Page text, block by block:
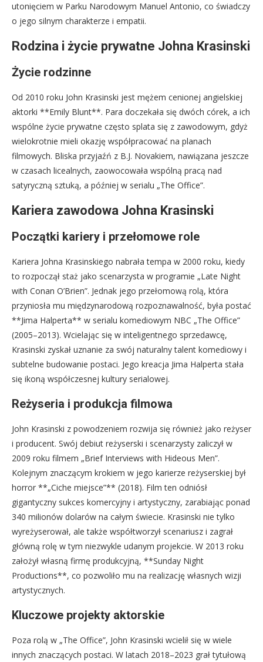
utonięciem w Parku Narodowym Manuel Antonio, co świadczy
o jego silnym charakterze i empatii.
Rodzina i życie prywatne Johna Krasinski
Życie rodzinne
Od 2010 roku John Krasinski jest mężem cenionej angielskiej
aktorki **Emily Blunt**. Para doczekała się dwóch córek, a ich
wspólne życie prywatne często splata się z zawodowym, gdyż
wielokrotnie mieli okazję współpracować na planach
filmowych. Bliska przyjaźń z B.J. Novakiem, nawiązana jeszcze
w czasach licealnych, zaowocowała wspólną pracą nad
satyryczną sztuką, a później w serialu „The Office”.
Kariera zawodowa Johna Krasinski
Początki kariery i przełomowe role
Kariera Johna Krasinskiego nabrała tempa w 2000 roku, kiedy
to rozpoczął staż jako scenarzysta w programie „Late Night
with Conan O’Brien”. Jednak jego przełomową rolą, która
przyniosła mu międzynarodową rozpoznawalność, była postać
**Jima Halperta** w serialu komediowym NBC „The Office”
(2005–2013). Wcielając się w inteligentnego sprzedawcę,
Krasinski zyskał uznanie za swój naturalny talent komediowy i
subtelne budowanie postaci. Jego kreacja Jima Halperta stała
się ikoną współczesnej kultury serialowej.
Reżyseria i produkcja filmowa
John Krasinski z powodzeniem rozwija się również jako reżyser
i producent. Swój debiut reżyserski i scenarzysty zaliczył w
2009 roku filmem „Brief Interviews with Hideous Men”.
Kolejnym znaczącym krokiem w jego karierze reżyserskiej był
horror **„Ciche miejsce”** (2018). Film ten odniósł
gigantyczny sukces komercyjny i artystyczny, zarabiając ponad
340 milionów dolarów na całym świecie. Krasinski nie tylko
wyreżyserował, ale także współtworzył scenariusz i zagrał
główną rolę w tym niezwykle udanym projekcie. W 2013 roku
założył własną firmę produkcyjną, **Sunday Night
Productions**, co pozwoliło mu na realizację własnych wizji
artystycznych.
Kluczowe projekty aktorskie
Poza rolą w „The Office”, John Krasinski wcielił się w wiele
innych znaczących postaci. W latach 2018–2023 grał tytułową